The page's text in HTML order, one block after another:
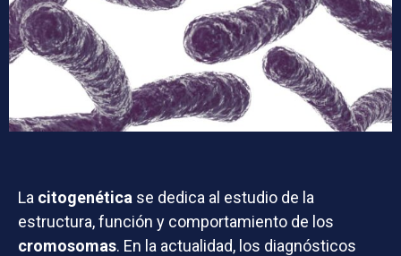
La citogenética se dedica al estudio de la
estructura, función y comportamiento de los
cromosomas. En la actualidad, los diagnósticos